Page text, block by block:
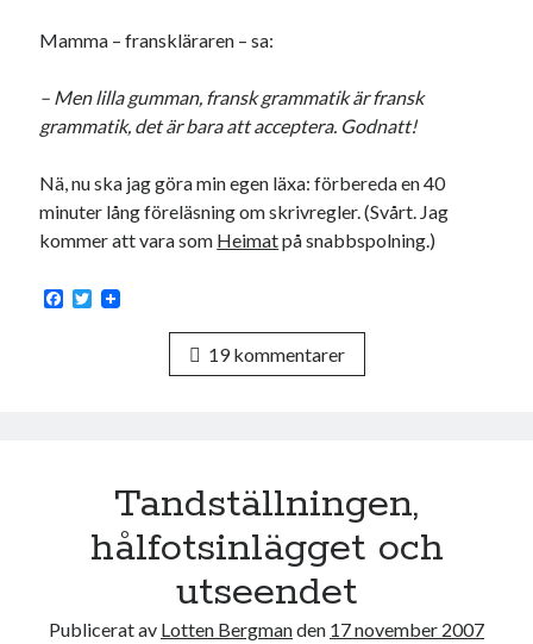
Mamma – franskläraren – sa:
– Men lilla gumman, fransk grammatik är fransk
grammatik, det är bara att acceptera. Godnatt!
Nä, nu ska jag göra min egen läxa: förbereda en 40
minuter lång föreläsning om skrivregler. (Svårt. Jag
kommer att vara som Heimatpå snabbspolning.)
F
T
19 kommentarer
Tandställningen,
hålfotsinlägget och
utseendet
Publicerat av Lotten Bergmanden 17 november 2007